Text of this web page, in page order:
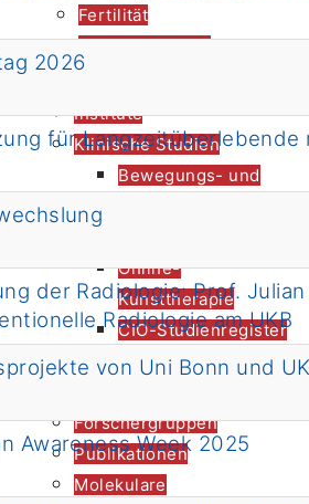
Fertilität
Informationen &
Links
Institute
Klinische Studien
Bewegungs- und
Online-
Kunsttherapie
CIO-Studienregister
FAQ
Forschergruppen
Publikationen
Molekulare
2026
für Langzeitüberlebende
der Radiologie: Prof.
Radiologie am UKB
von Uni Bonn und
Awareness Week 2025